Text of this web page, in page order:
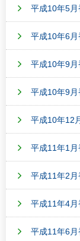
平成10年5
平成10年6
平成10年9
平成10年9
平成10年12
平成11年1
平成11年2
平成11年4
平成11年6